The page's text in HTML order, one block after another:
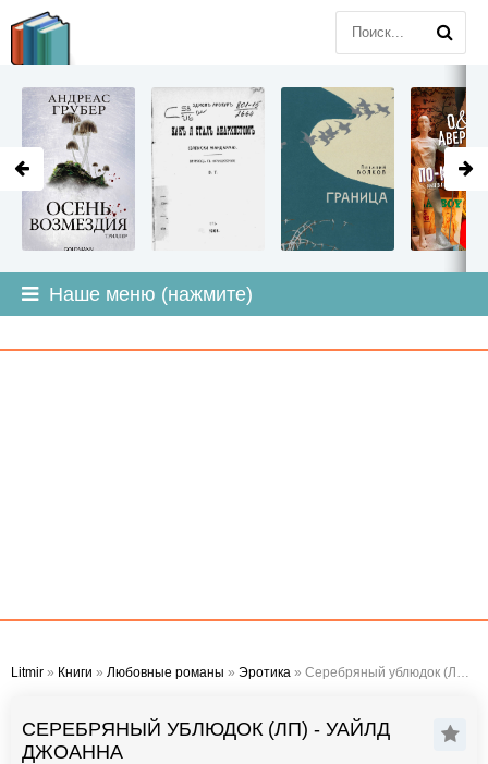
Наше меню (нажмите)
Litmir » Книги » Любовные романы » Эротика » Серебряный ублюдок (ЛП) - Уайлд Джоанна
СЕРЕБРЯНЫЙ УБЛЮДОК (ЛП) - УАЙЛД
ДЖОАННА
LITMIR.ORG